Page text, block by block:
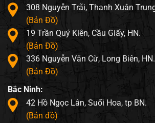
308 Nguyễn Trãi, Thanh Xuân
(Bản Đồ)
19 Trần Quý Kiên, Cầu Giấy, HN.
(Bản Đồ)
336 Nguyễn Văn Cừ, Long Biên, HN.
(Bản Đồ)
Bắc Ninh:
42 Hồ Ngọc Lân, Suối Hoa, tp BN.
(Bản đồ)